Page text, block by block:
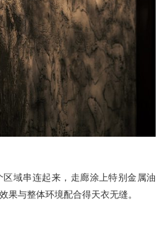
域串连起来，走廊涂上特别金属油
果与整体环境配合得天衣无缝。